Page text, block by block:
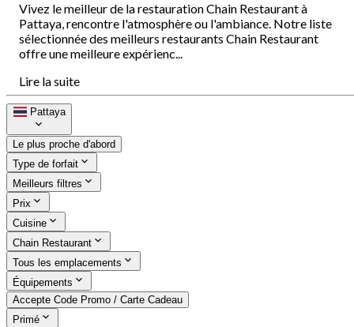
Vivez le meilleur de la restauration Chain Restaurant à
Pattaya, rencontre l'atmosphère ou l'ambiance. Notre liste
sélectionnée des meilleurs restaurants Chain Restaurant
offre une meilleure expérienc...
Lire la suite
Pattaya
Le plus proche d'abord
Type de forfait
Meilleurs filtres
Prix
Cuisine
Chain Restaurant
Tous les emplacements
Équipements
Accepte Code Promo / Carte Cadeau
Primé